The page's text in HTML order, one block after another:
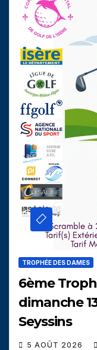
TROPHÉE DES DAMES
6ème
dimanche
Seyssins
5 AOÛT 2026